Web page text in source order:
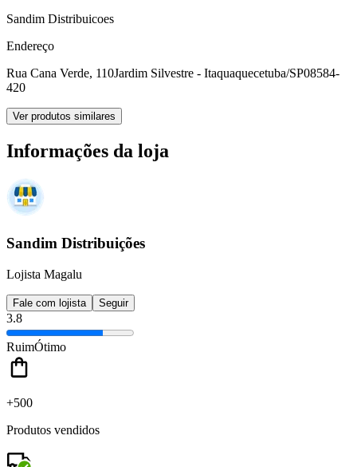
Sandim Distribuicoes
Endereço
Rua Cana Verde, 110Jardim Silvestre - Itaquaquecetuba/SP08584-
420
Ver produtos similares
Informações da loja
Sandim Distribuições
Lojista Magalu
Fale com lojista Seguir
3.8
RuimÓtimo
+500
Produtos vendidos